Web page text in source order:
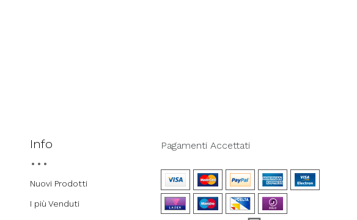
Info
Nuovi Prodotti
I più Venduti
Pagamenti Accettati